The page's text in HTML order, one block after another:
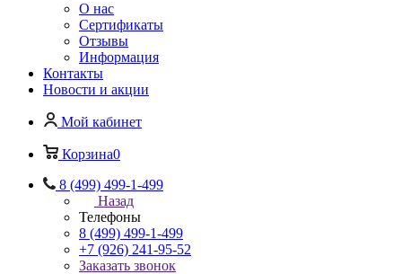
О нас
Сертификаты
Отзывы
Информация
Контакты
Новости и акции
Мой кабинет
Корзина0
8 (499) 499-1-499
Назад
Телефоны
8 (499) 499-1-499
+7 (926) 241-95-52
Заказать звонок